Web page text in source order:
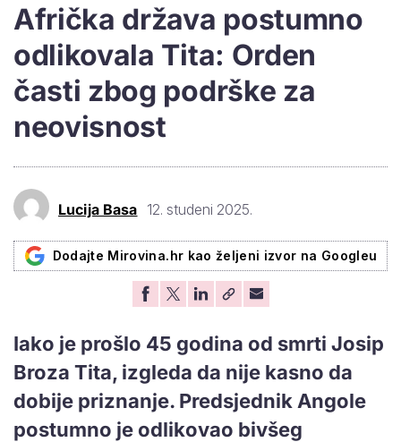
Afrička država postumno
odlikovala Tita: Orden
časti zbog podrške za
neovisnost
Lucija Basa 12. studeni 2025.
Dodajte Mirovina.hr kao željeni izvor na Googleu
Iako je prošlo 45 godina od smrti Josip
Broza Tita, izgleda da nije kasno da
dobije priznanje. Predsjednik Angole
postumno je odlikovao bivšeg